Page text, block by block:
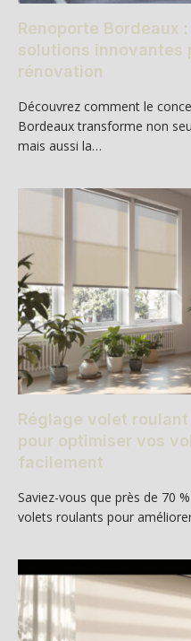
Renoporte Bordeaux
solutions innovantes
rénovation
Découvrez comment le
Bordeaux transforme non
mais aussi la…
Réglage volet
pour optimiser vos
facilement
Saviez-vous que près de 70
volets roulants pour